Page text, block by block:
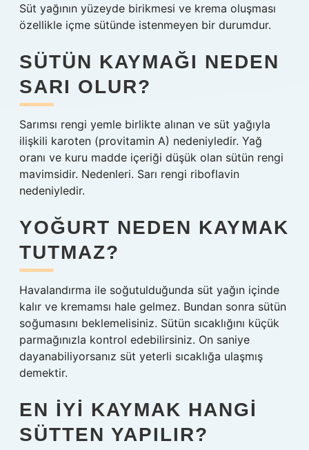
Süt yağının yüzeyde birikmesi ve krema oluşması
özellikle içme sütünde istenmeyen bir durumdur.
SÜTÜN KAYMAĞI NEDEN
SARI OLUR?
Sarımsı rengi yemle birlikte alınan ve süt yağıyla
ilişkili karoten (provitamin A) nedeniyledir. Yağ
oranı ve kuru madde içeriği düşük olan sütün rengi
mavimsidir. Nedenleri. Sarı rengi riboflavin
nedeniyledir.
YOĞURT NEDEN KAYMAK
TUTMAZ?
Havalandırma ile soğutulduğunda süt yağın içinde
kalır ve kremamsı hale gelmez. Bundan sonra sütün
soğumasını beklemelisiniz. Sütün sıcaklığını küçük
parmağınızla kontrol edebilirsiniz. On saniye
dayanabiliyorsanız süt yeterli sıcaklığa ulaşmış
demektir.
EN IYI KAYMAK HANGI
SÜTTEN YAPILIR?